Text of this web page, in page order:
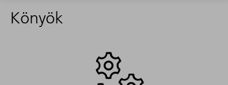
Könyök